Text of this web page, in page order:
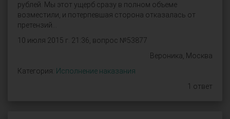
рублей. Мы этот ущерб сразу в полном объеме
возместили, и потерпевшая сторона отказалась от
претензий...
10 июля 2015 г. 21:36, вопрос №53877
Вероника, Москва
Категория: Исполнение наказания
1 ответ